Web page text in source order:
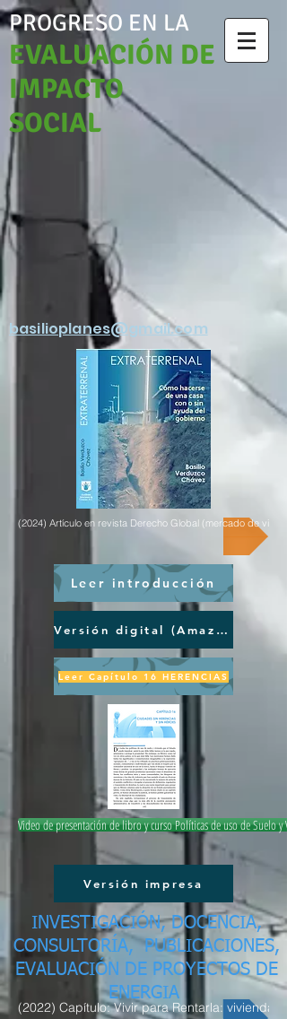
PROGRESO EN LA
EVALUACIÓN DE
IMPACTO
SOCIAL
basilioplanes@gmail.com
(2024) Artículo en revista Derecho Global (mercado de
Leer introducción
Versión digital (Amazon)
Leer Capítulo 16 HERENCIAS
Video de presentación de libro y curso Políticas de uso de Suelo y
Versión impresa
INVESTIGACIÓN, DOCENCIA,
CONSULTORÍA, PUBLICACIONES,
EVALUACIÓN DE PROYECTOS DE
ENERGIA
(2022) Capítulo: Vivir para Rentarla: vivienda y